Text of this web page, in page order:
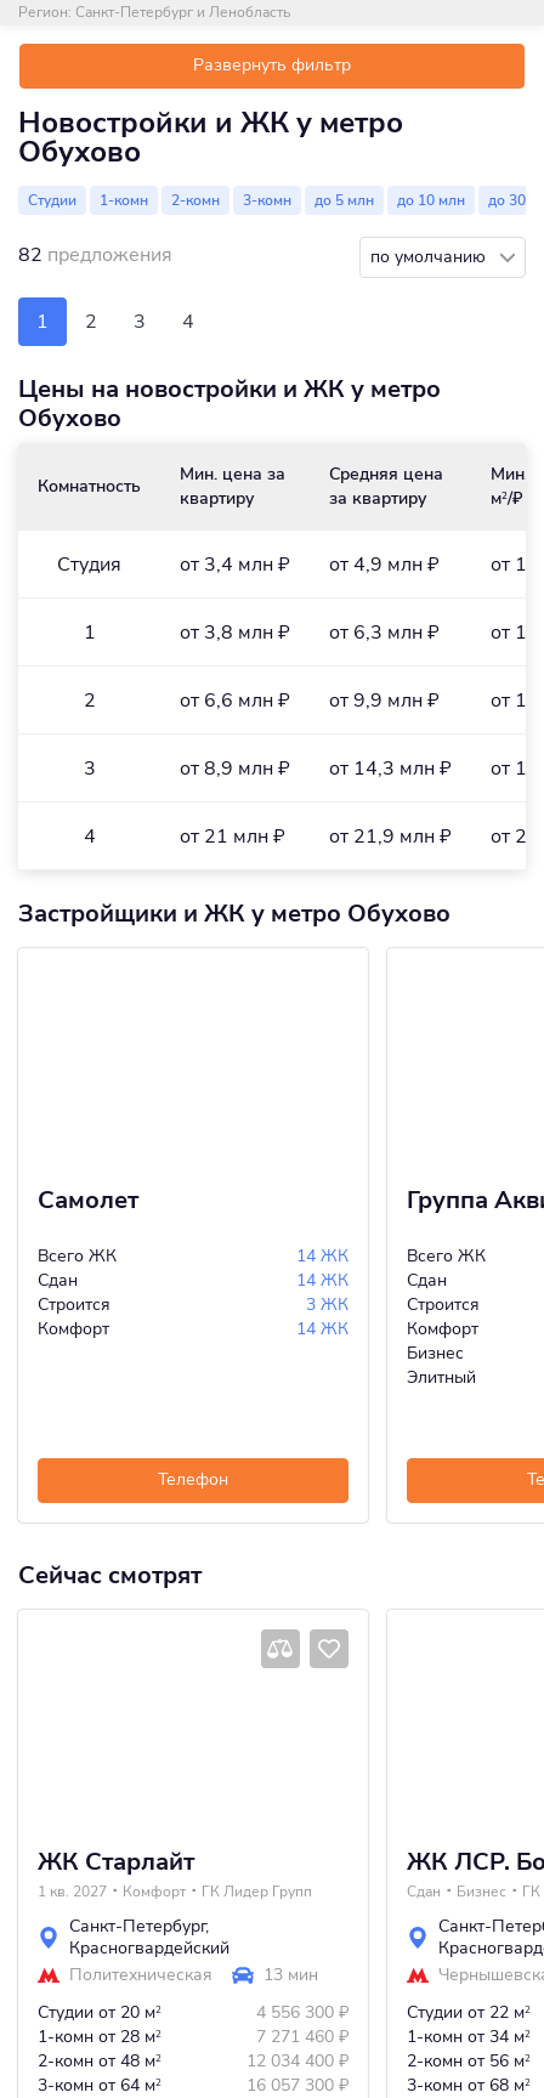
Регион: Санкт-Петербург и Ленобласть
Развернуть фильтр
Новостройки и ЖК у метро
Обухово
Студии 1-комн 2-комн 3-комн до 5 млн до 10 млн до 30 м²
82 предложения по умолчанию
1 2 3 4
Цены на новостройки и ЖК у метро
Обухово
Комнатность
Мин. цена за
квартиру
Средняя цена
за квартиру
Мин.
м2/₽
Студия от 3,4 млн ₽ от 4,9 млн ₽ от
1 от 3,8 млн ₽ от 6,3 млн ₽ от
2 от 6,6 млн ₽ от 9,9 млн ₽ от
3 от 8,9 млн ₽ от 14,3 млн ₽ от
4 от 21 млн ₽ от 21,9 млн ₽ от
Застройщики и ЖК у метро Обухово
Самолет
Всего ЖК
14 ЖК
Сдан
14 ЖК
Строится
3 ЖК
Комфорт
14 ЖК
Телефон
Группа
Всего ЖК
Сдан
Строится
Комфорт
Бизнес
Элитный
Сейчас смотрят
ЖК Старлайт
1 кв. 2027 Комфорт ГК Лидер Групп
Санкт-Петербург,
Красногвардейский
Политехническая
13 мин
Студии от 20 м2 4 556 300 ₽
1-комн от 28 м2 7 271 460 ₽
2-комн от 48 м2 12 034 400 ₽
3-комн от 64 м2 16 057 300 ₽
ЖК ЛСР.
Сдан Бизнес
Санкт-
Студии от 22 м2
1-комн от 34 м2
2-комн от 56 м2
3-комн от 68 м2